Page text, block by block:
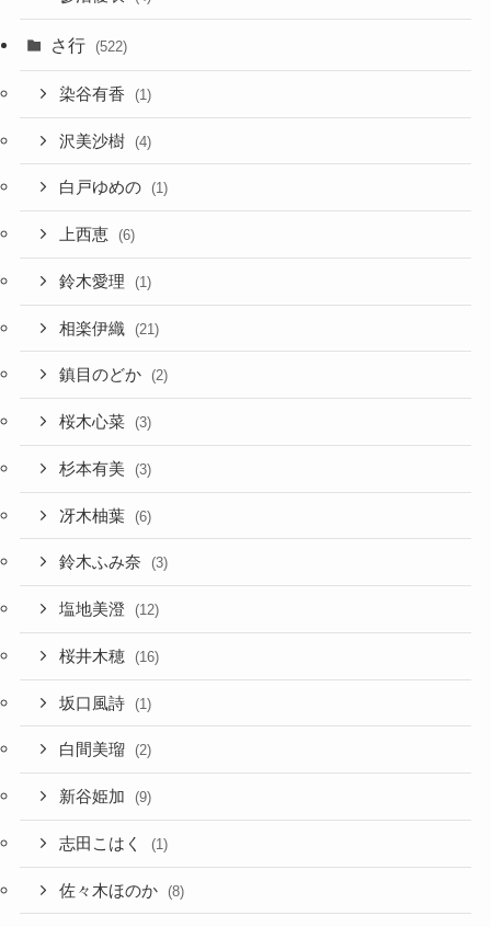
さ行 (522)
染谷有香 (1)
沢美沙樹 (4)
白戸ゆめの (1)
上西恵 (6)
鈴木愛理 (1)
相楽伊織 (21)
鎮目のどか (2)
桜木心菜 (3)
杉本有美 (3)
冴木柚葉 (6)
鈴木ふみ奈 (3)
塩地美澄 (12)
桜井木穂 (16)
坂口風詩 (1)
白間美瑠 (2)
新谷姫加 (9)
志田こはく (1)
佐々木ほのか (8)